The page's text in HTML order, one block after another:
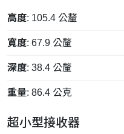
高度: 105.4 公釐
寬度: 67.9 公釐
深度: 38.4 公釐
重量: 86.4 公克
超小型接收器